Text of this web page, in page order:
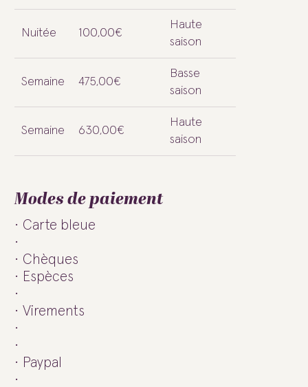
Nuitée 100,00€
Haute
saison
Semaine 475,00€
Basse
saison
Semaine 630,00€
Haute
saison
Modes de paiement
Carte bleue
Chèques
Espèces
Virements
Paypal